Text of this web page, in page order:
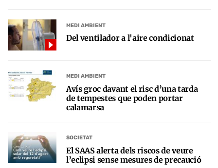
MEDI AMBIENT
Del ventilador a l'aire condicionat
MEDI AMBIENT
Avís groc davant el risc d’una tarda
de tempestes que poden portar
calamarsa
SOCIETAT
El SAAS alerta dels riscos de veure
l’eclipsi sense mesures de precaució